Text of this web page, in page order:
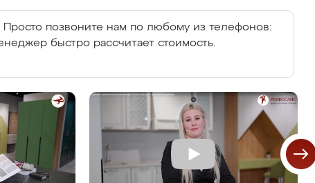
позвоните нам по любому из телефонов:
быстро рассчитает стоимость.